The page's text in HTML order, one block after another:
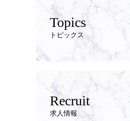
Topics
トピックス
Recruit
求人情報